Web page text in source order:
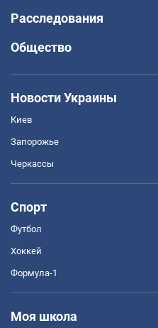
Расследования
Общество
Новости Украины
Киев
Запорожье
Черкассы
Спорт
Футбол
Хоккей
Формула-1
Моя школа